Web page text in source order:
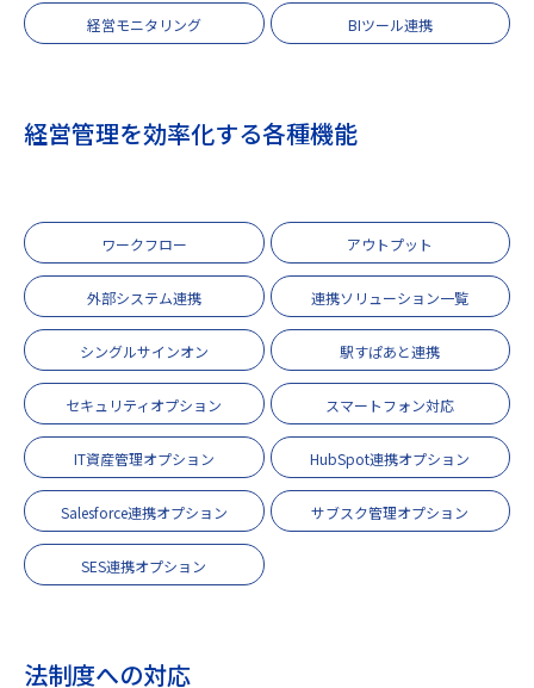
経営モニタリング BIツール連携
経営管理を効率化する各種機能
ワークフロー アウトプット
外部システム連携 連携ソリューション一覧
シングルサインオン 駅すぱあと連携
セキュリティオプション スマートフォン対応
IT資産管理オプション HubSpot連携オプション
Salesforce連携オプション サブスク管理オプション
SES連携オプション
法制度への対応